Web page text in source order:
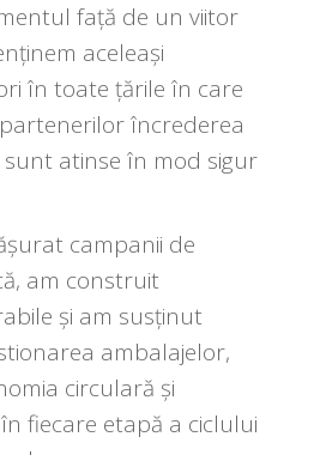
față de un viitor
aceleași
în toate țările în care
încrederea
sunt atinse în mod sigur
campanii de
am construit
și am susținut
ambalajelor,
circulară și
fiecare etapă a ciclului